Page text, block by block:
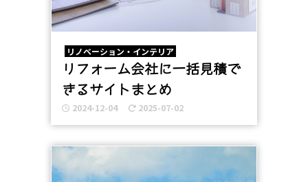
リノベーション・インテリア
リフォーム会社に一括見積で
きるサイトまとめ
2024-12-04 2025-07-02